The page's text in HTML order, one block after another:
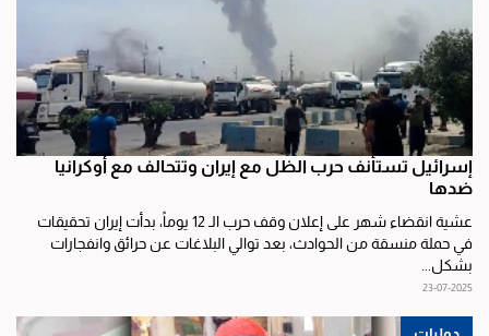
إسرائيل تستأنف حرب الظل مع إيران وتتحالف مع أوكرانيا
ضدها
عشية انقضاء شهر على إعلان وقف حرب الـ 12 يوماً، بدأت إيران تحقيقات
في حملة منسقة من الحوادث، بعد توالي البلاغات عن حرائق وانفجارات
بشكل...
23-07-2025